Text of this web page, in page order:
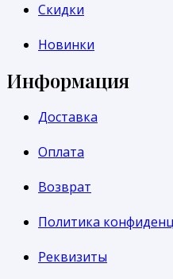
Скидки
Новинки
Информация
Доставка
Оплата
Возврат
Политика
Реквизиты